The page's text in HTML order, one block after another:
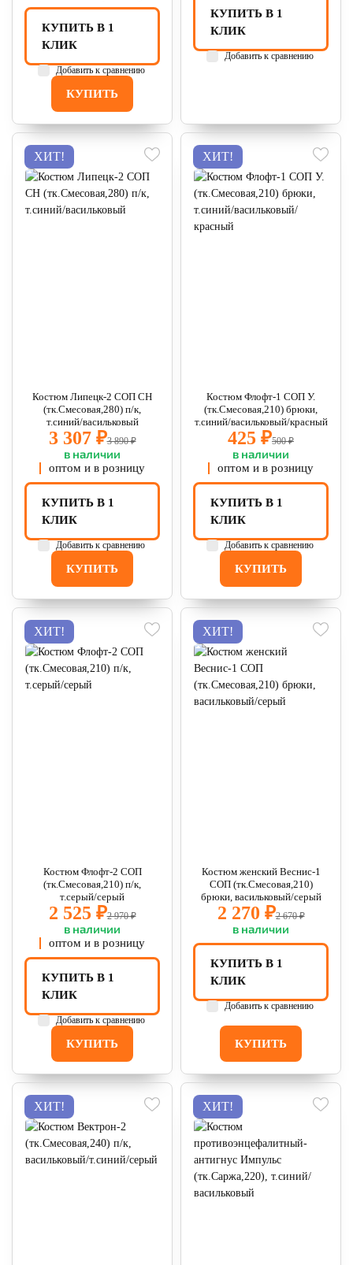
КУПИТЬ
КУПИТЬ В 1
КЛИК
Добавить к сравнению
КУПИТЬ В 1
КЛИК
Добавить к сравнению
ХИТ!
Костюм Липецк-2 СОП CH
(тк.Смесовая,280) п/к,
т.синий/васильковый
3 307 ₽3 890 ₽
в наличии
оптом и в розницу
КУПИТЬ
КУПИТЬ В 1
КЛИК
Добавить к сравнению
ХИТ!
Костюм Флофт-1 СОП У.
(тк.Смесовая,210) брюки,
т.синий/васильковый/красный
425 ₽500 ₽
в наличии
оптом и в розницу
КУПИТЬ
КУПИТЬ В 1
КЛИК
Добавить к сравнению
ХИТ!
Костюм Флофт-2 СОП
(тк.Смесовая,210) п/к,
т.серый/серый
2 525 ₽2 970 ₽
в наличии
оптом и в розницу
КУПИТЬ
КУПИТЬ В 1
КЛИК
Добавить к сравнению
ХИТ!
Костюм женский Веснис-1
СОП (тк.Смесовая,210)
брюки, васильковый/серый
2 270 ₽2 670 ₽
в наличии
КУПИТЬ
КУПИТЬ В 1
КЛИК
Добавить к сравнению
ХИТ! ХИТ!